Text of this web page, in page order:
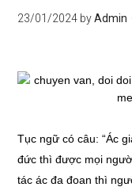
23/01/2024 byAdmin
Tục ngữ có câu: “Ác
đức thì được mọi
tác ác đa đoan thì